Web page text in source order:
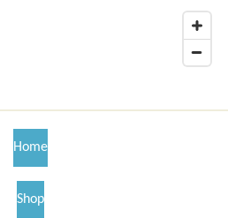
Home
Shop